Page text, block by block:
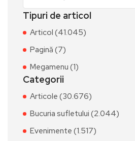
Tipuri de articol
Articol (41.045)
Pagină (7)
Megamenu (1)
Categorii
Articole (30.676)
Bucuria sufletului (2.044)
Evenimente (1.517)